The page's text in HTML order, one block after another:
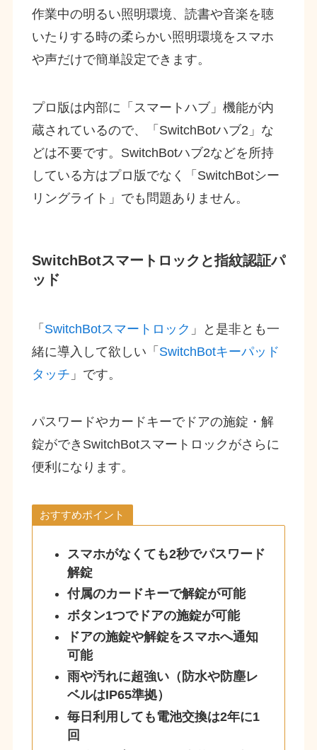
作業中の明るい照明環境、読書や音楽を聴
いたりする時の柔らかい照明環境をスマホ
や声だけで簡単設定できます。
プロ版は内部に「スマートハブ」機能が内
蔵されているので、「SwitchBotハブ2」な
どは不要です。SwitchBotハブ2などを所持
している方はプロ版でなく「SwitchBotシー
リングライト」でも問題ありません。
SwitchBotスマートロックと指紋認証パ
ッド
「 SwitchBotスマートロック 」と是非とも一
緒に導入して欲しい「 SwitchBotキーパッド
タッチ 」です。
パスワードやカードキーでドアの施錠・解
錠ができSwitchBotスマートロックがさらに
便利になります。
おすすめポイント
スマホがなくても2秒でパスワード
解錠
付属のカードキーで解錠が可能
ボタン1つでドアの施錠が可能
ドアの施錠や解錠をスマホへ通知
可能
雨や汚れに超強い（防水や防塵レ
ベルはIP65準拠）
毎日利用しても電池交換は2年に1
回